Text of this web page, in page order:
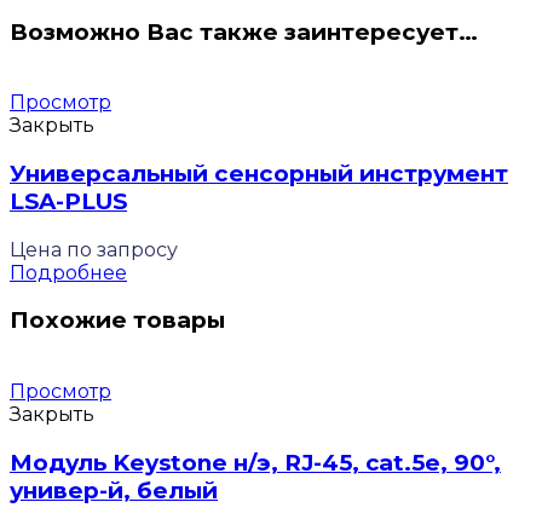
Возможно Вас также заинтересует…
Просмотр
Закрыть
Универсальный сенсорный инструмент
LSA-PLUS
Цена по запросу
Подробнее
Похожие товары
Просмотр
Закрыть
Модуль Keystone н/э, RJ-45, cat.5e, 90°,
универ-й, белый